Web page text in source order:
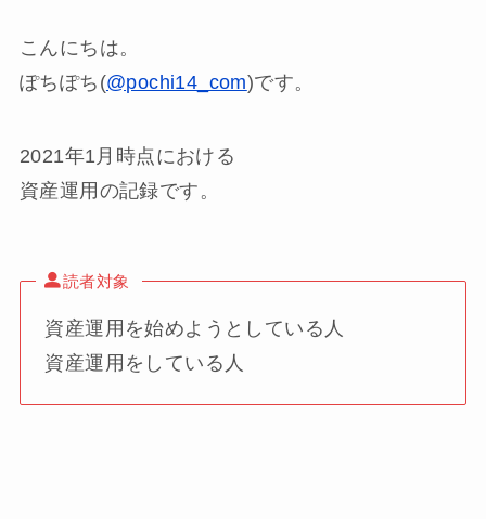
こんにちは。
ぽちぽち(@pochi14_com)です。
2021年1月時点における
資産運用の記録です。
読者対象
資産運用を始めようとしている人
資産運用をしている人